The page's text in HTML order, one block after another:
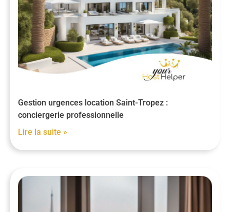
Gestion urgences location Saint-Tropez :
conciergerie professionnelle
Lire la suite »